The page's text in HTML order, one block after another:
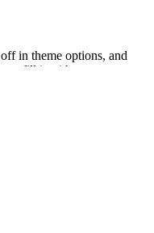
in theme options, and
fill it with your custom